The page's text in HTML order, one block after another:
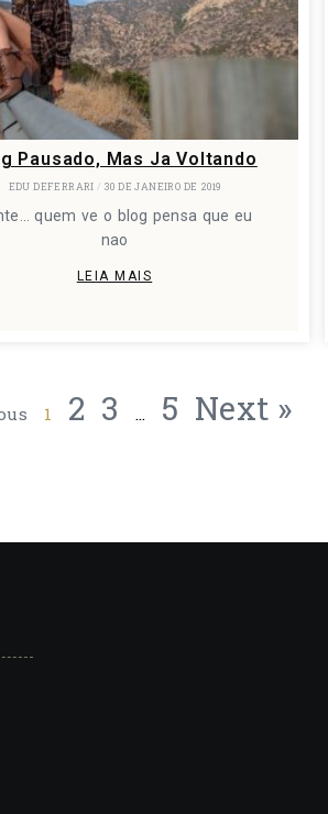
Pausado, Mas Ja Voltando
EDU DEFERRARI 30 DE JANEIRO DE 2019
quem ve o blog pensa que eu
nao
LEIA MAIS
1 2 3 … 5 Next »